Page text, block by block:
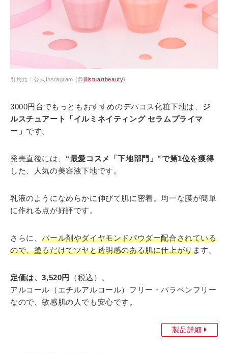
引用元：公式Instagram (@jillstuartbeauty)
3000円台でもっともおすすめのデパコス化粧下地は、 ジ
ルスチュアート「イルミネイティング セラムプライマ
ー」 です。
発売直後には、 “最愛コスメ「下地部門」”で第1位を獲得
した、人気の美容液下地です。
乳液のようになめらかに伸びて肌に密着。均一な膜が簡単
に作れる点が好評です。
さらに、パール剤やダイヤモンドパウダー配合されている
ので、塗るだけでツヤと透明感のある肌に仕上がります。
定価は、3,520円
（税込）。
アルコール（エチルアルコール）フリー・パラベンフリー
なので、敏感肌の人でも安心です。
製品詳細